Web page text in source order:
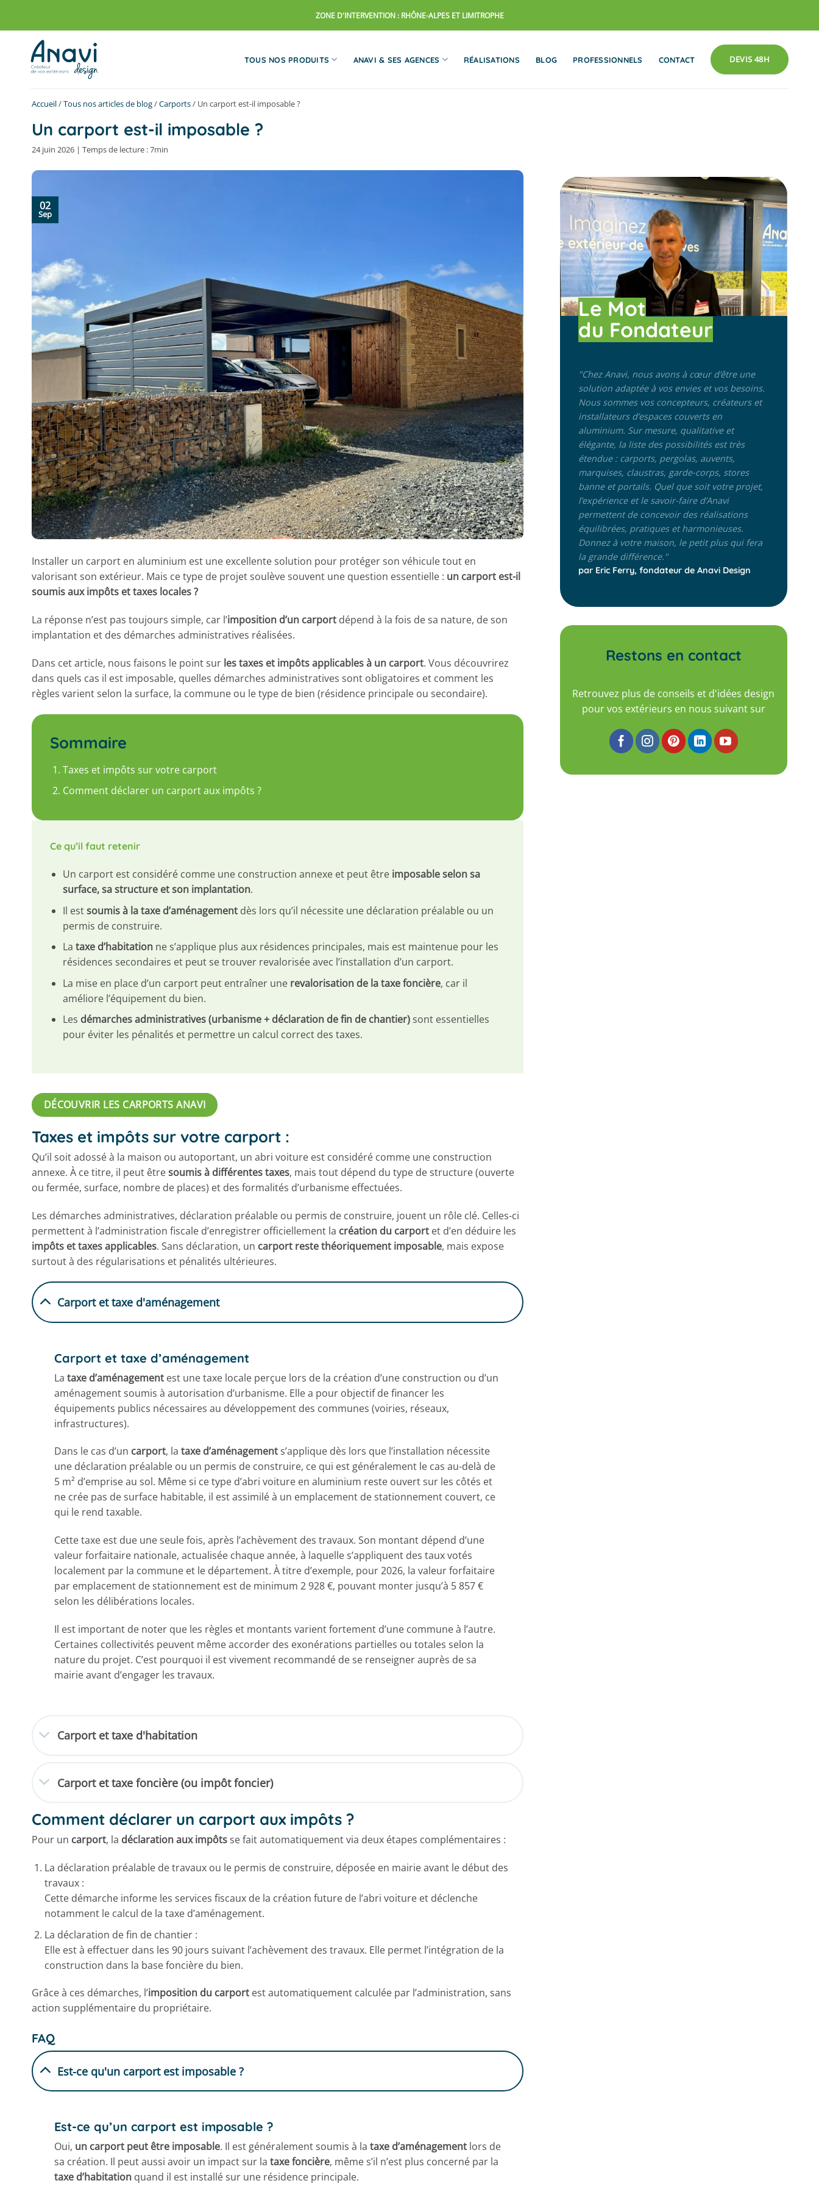
ZONE D'INTERVENTION : RHÔNE-ALPES ET LIMITROPHE
TOUS NOS PRODUITS ANAVI & SES AGENCES RÉALISATIONS BLOG PROFESSIONNELS CONTACT DEVIS 48H
Accueil/Tous nos articles de blog/Carports/ Un carport est-il imposable ?
Un carport est-il imposable ?
24 juin 2026 | Temps de lecture : 7min
02
Sep
Installer un carport en aluminium est une excellente solution pour protéger son véhicule tout en
valorisant son extérieur. Mais ce type de projet soulève souvent une question essentielle : un carport est-il
soumis aux impôts et taxes locales ?
La réponse n’est pas toujours simple, car l’imposition d’un carport dépend à la fois de sa nature, de son
implantation et des démarches administratives réalisées.
Dans cet article, nous faisons le point sur les taxes et impôts applicables à un carport. Vous découvrirez
dans quels cas il est imposable, quelles démarches administratives sont obligatoires et comment les
règles varient selon la surface, la commune ou le type de bien (résidence principale ou secondaire).
Sommaire
Taxes et impôts sur votre carport
Comment déclarer un carport aux impôts ?
Ce qu’il faut retenir
Un carport est considéré comme une construction annexe et peut être imposable selon sa
surface, sa structure et son implantation.
Il estsoumis à la taxe d’aménagementdès lors qu’il nécessite une déclaration préalable ou un
permis de construire.
La taxe d’habitationne s’applique plus aux résidences principales, mais est maintenue pour les
résidences secondaires et peut se trouver revalorisée avec l’installation d’un carport.
La mise en place d’un carport peut entraîner une revalorisation de la taxe foncière, car il
améliore l’équipement du bien.
Les démarches administratives (urbanisme + déclaration de fin de chantier)sont essentielles
pour éviter les pénalités et permettre un calcul correct des taxes.
DÉCOUVRIR LES CARPORTS ANAVI
Taxes et impôts sur votre carport :
Qu’il soit adossé à la maison ou autoportant, un abri voiture est considéré comme une construction
annexe. À ce titre, il peut êtresoumis à différentes taxes, mais tout dépend du type de structure (ouverte
ou fermée, surface, nombre de places) et des formalités d’urbanisme effectuées.
Les démarches administratives, déclaration préalable ou permis de construire, jouent un rôle clé. Celles-ci
permettent à l’administration fiscale d’enregistrer officiellement la création du carport et d’en déduire les
impôts et taxes applicables. Sans déclaration, un carport reste théoriquement imposable, mais expose
surtout à des régularisations et pénalités ultérieures.
Carport et taxe d'aménagement
Carport et taxe d’aménagement
La taxe d’aménagementest une taxe locale perçue lors de la création d’une construction ou d’un
aménagement soumis à autorisation d’urbanisme. Elle a pour objectif de financer les
équipements publics nécessaires au développement des communes (voiries, réseaux,
infrastructures).
Dans le cas d’un carport, la taxe d’aménagements’applique dès lors que l’installation nécessite
une déclaration préalable ou un permis de construire, ce qui est généralement le cas au-delà de
5 m² d’emprise au sol. Même si ce type d’abri voiture en aluminium reste ouvert sur les côtés et
ne crée pas de surface habitable, il est assimilé à un emplacement de stationnement couvert, ce
qui le rend taxable.
Cette taxe est due une seule fois, après l’achèvement des travaux. Son montant dépend d’une
valeur forfaitaire nationale, actualisée chaque année, à laquelle s’appliquent des taux votés
localement par la commune et le département. À titre d’exemple, pour 2026, la valeur forfaitaire
par emplacement de stationnement est de minimum 2 928 €, pouvant monter jusqu’à 5 857 €
selon les délibérations locales.
Il est important de noter que les règles et montants varient fortement d’une commune à l’autre.
Certaines collectivités peuvent même accorder des exonérations partielles ou totales selon la
nature du projet. C’est pourquoi il est vivement recommandé de se renseigner auprès de sa
mairie avant d’engager les travaux.
Carport et taxe d'habitation
Carport et taxe foncière (ou impôt foncier)
Comment déclarer un carport aux impôts ?
Pour un carport, la déclaration aux impôtsse fait automatiquement via deux étapes complémentaires :
La déclaration préalable de travaux ou le permis de construire, déposée en mairie avant le début des
travaux :
Cette démarche informe les services fiscaux de la création future de l’abri voiture et déclenche
notamment le calcul de la taxe d’aménagement.
La déclaration de fin de chantier :
Elle est à effectuer dans les 90 jours suivant l’achèvement des travaux. Elle permet l’intégration de la
construction dans la base foncière du bien.
Grâce à ces démarches, l’imposition du carport est automatiquement calculée par l’administration, sans
action supplémentaire du propriétaire.
FAQ
Est-ce qu'un carport est imposable ?
Est-ce qu’un carport est imposable ?
Oui, un carport peut être imposable. Il est généralement soumis à la taxe d’aménagementlors de
sa création. Il peut aussi avoir un impact sur la taxe foncière, même s’il n’est plus concerné par la
taxe d’habitationquand il est installé sur une résidence principale.
Le Mot
du Fondateur
"Chez Anavi, nous avons à cœur d’être une
solution adaptée à vos envies et vos besoins.
Nous sommes vos concepteurs, créateurs et
installateurs d’espaces couverts en
aluminium. Sur mesure, qualitative et
élégante, la liste des possibilités est très
étendue : carports, pergolas, auvents,
marquises, claustras, garde-corps, stores
banne et portails. Quel que soit votre projet,
l’expérience et le savoir-faire d’Anavi
permettent de concevoir des réalisations
équilibrées, pratiques et harmonieuses.
Donnez à votre maison, le petit plus qui fera
la grande différence."
par Eric Ferry, fondateur de Anavi Design
Restons en contact
Retrouvez plus de conseils et d'idées design
pour vos extérieurs en nous suivant sur